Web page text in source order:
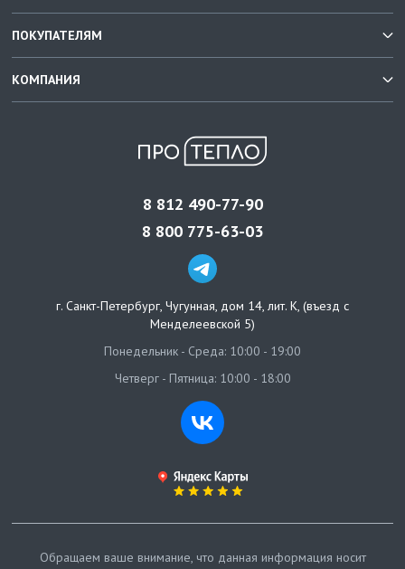
ПОКУПАТЕЛЯМ
КОМПАНИЯ
8 812 490-77-90
8 800 775-63-03
г. Санкт-Петербург, Чугунная, дом 14, лит. К, (въезд с
Менделеевской 5)
Понедельник - Среда: 10:00 - 19:00
Четверг - Пятница: 10:00 - 18:00
Обращаем ваше внимание, что данная информация носит